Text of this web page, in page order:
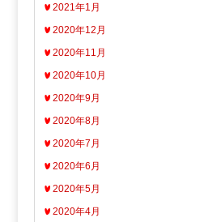
2021年1月
2020年12月
2020年11月
2020年10月
2020年9月
2020年8月
2020年7月
2020年6月
2020年5月
2020年4月